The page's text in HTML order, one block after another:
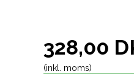
328,00
(inkl. moms)